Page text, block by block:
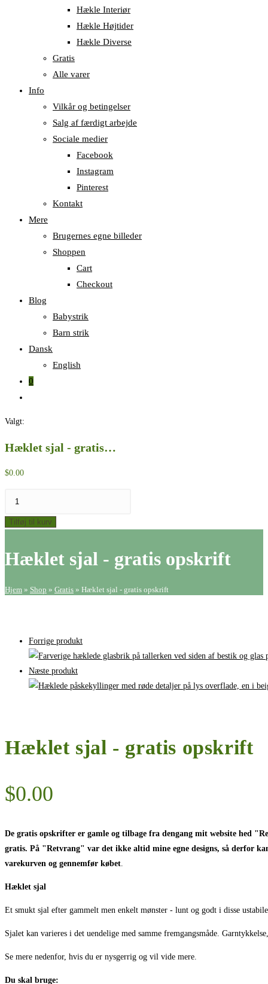
Hækle Interiør
Hækle Højtider
Hækle Diverse
Gratis
Alle varer
Info
Vilkår og betingelser
Salg af færdigt arbejde
Sociale medier
Facebook
Instagram
Pinterest
Kontakt
Mere
Brugernes egne billeder
Shoppen
Cart
Checkout
Blog
Babystrik
Barn strik
Dansk
English
0
Valgt:
Hæklet sjal - gratis…
$0.00
-
opskrift
Tilføj til kurv
Hæklet sjal - gratis opskrift
Hjem » Shop » Gratis » Hæklet sjal - gratis opskrift
Forrige produkt
Næste produkt
Hæklet sjal - gratis opskrift
$0.00
De gratis opskrifter er gamle og tilbage fra dengang mit website hed
gratis. På "Retvrang" var det ikke altid mine egne designs, så derfor
varekurven og gennemfør købet.
Hæklet sjal
Et smukt sjal efter gammelt men enkelt mønster - lunt og godt i disse
Sjalet kan varieres i det uendelige med samme fremgangsmåde.
Se mere nedenfor, hvis du er nysgerrig og vil vide mere.
Du skal bruge: